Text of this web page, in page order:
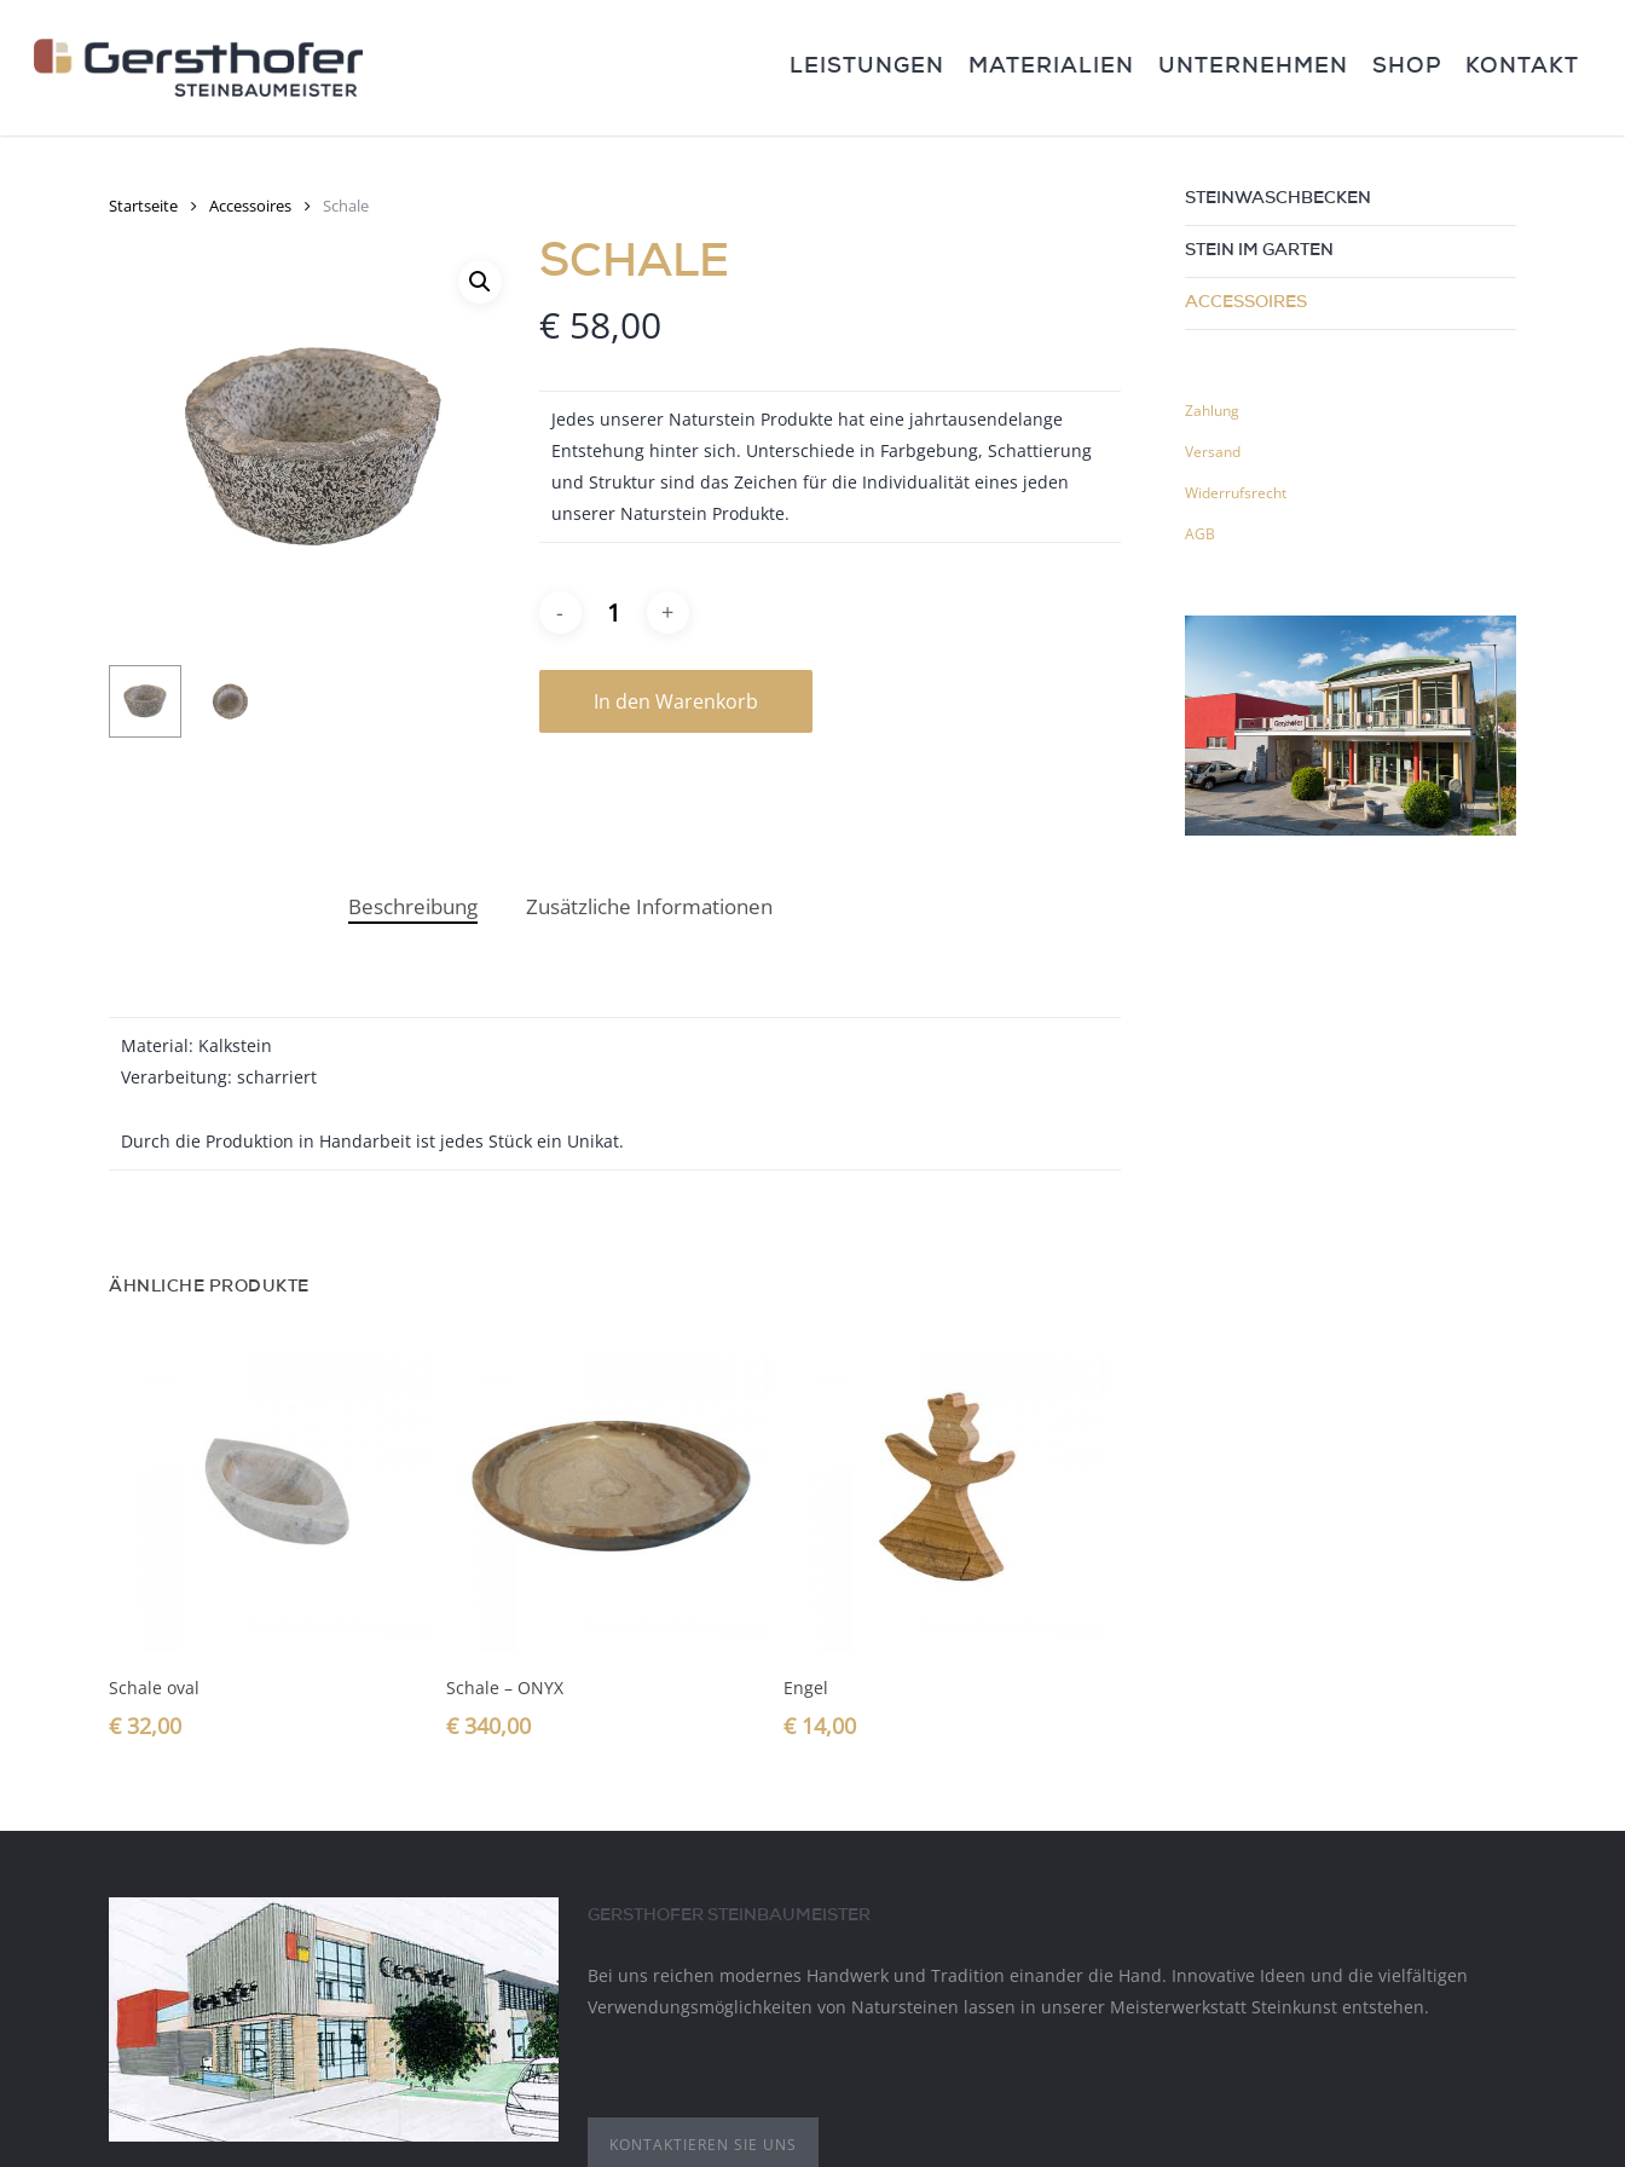
main
LEISTUNGEN MATERIALIEN UNTERNEHMEN SHOP KONTAKT
Startseite Accessoires Schale
SCHALE
€58,00
Jedes unserer Naturstein Produkte hat eine jahrtausendelange
Entstehung hinter sich. Unterschiede in Farbgebung, Schattierung
und Struktur sind das Zeichen für die Individualität eines jeden
unserer Naturstein Produkte.
In den Warenkorb
Beschreibung Zusätzliche Informationen
Material: Kalkstein
Verarbeitung: scharriert
Durch die Produktion in Handarbeit ist jedes Stück ein Unikat.
ÄHNLICHE PRODUKTE
Schale oval
€32,00
Schale – ONYX
€340,00
Engel
€14,00
STEINWASCHBECKEN
STEIN IM GARTEN
ACCESSOIRES
Zahlung
Versand
Widerrufsrecht
AGB
GERSTHOFER STEINBAUMEISTER
Bei uns reichen modernes Handwerk und Tradition einander die Hand. Innovative Ideen und die vielfältigen
Verwendungsmöglichkeiten von Natursteinen lassen in unserer Meisterwerkstatt Steinkunst entstehen.
KONTAKTIEREN SIE UNS